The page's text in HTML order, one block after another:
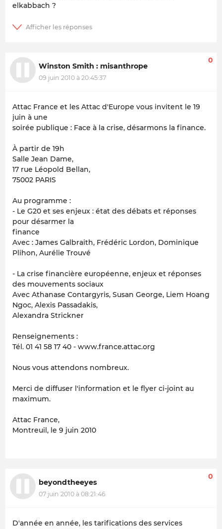
elkabbach ?
Winston Smith : misanthrope
09 juin 2010 à 20:45:37
0
Attac France et les Attac d'Europe vous invitent le 19
juin à une
soirée publique : Face à la crise, désarmons la finance.
À partir de 19h
Salle Jean Dame,
17 rue Léopold Bellan,
75002 PARIS
Au programme :
- Le G20 et ses enjeux : état des débats et réponses
pour désarmer la
finance
Avec : James Galbraith, Frédéric Lordon, Dominique
Plihon, Aurélie Trouvé
- La crise financière européenne, enjeux et réponses
des mouvements sociaux
Avec Athanase Contargyris, Susan George, Liem Hoang
Ngoc, Alexis Passadakis,
Alexandra Strickner
Renseignements :
Tél. 01 41 58 17 40 - www.france.attac.org
Nous vous attendons nombreux.
Merci de diffuser l'information et le flyer ci-joint au
maximum.
Attac France,
Montreuil, le 9 juin 2010
beyondtheeyes
07 juin 2010 à 08:21:46
0
D'année en année, les tarifications des services